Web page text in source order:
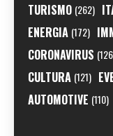
TURISMO (262)
ENERGIA (172)
CORONAVIRUS
CULTURA (121)
AUTOMOTIVE (110)